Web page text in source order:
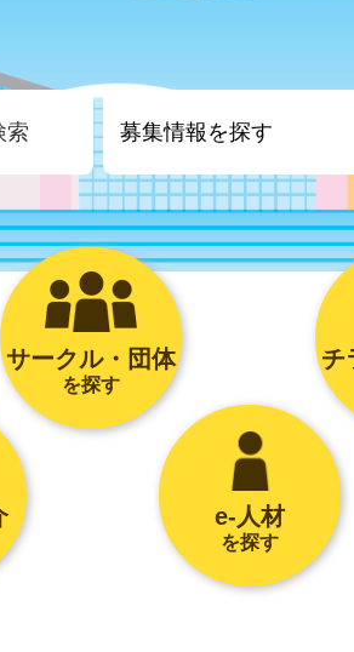
索
サークル・団体
を探す
チ
e-人材
を探す